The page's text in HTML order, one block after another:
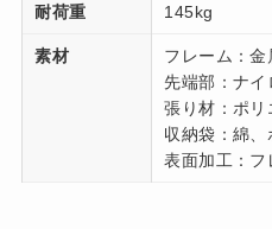
耐荷重 145kg
素材
フレーム：
先端部：ナイ
張り材：ポリ
収納袋：綿
表面加工：フ